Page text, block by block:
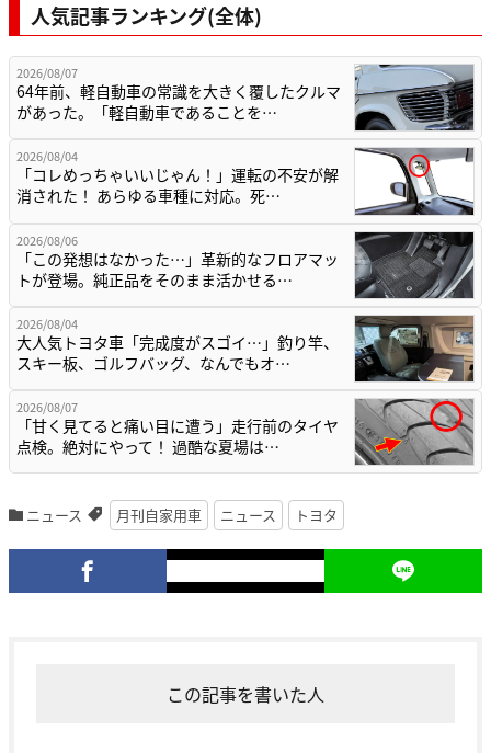
人気記事ランキング(全体)
2026/08/07
64年前、軽自動車の常識を大きく覆したクルマ
があった。「軽自動車であることを…
2026/08/04
「コレめっちゃいいじゃん！」運転の不安が解
消された！ あらゆる車種に対応。死…
2026/08/06
「この発想はなかった…」革新的なフロアマッ
トが登場。純正品をそのまま活かせる…
2026/08/04
大人気トヨタ車「完成度がスゴイ…」釣り竿、
スキー板、ゴルフバッグ、なんでもオ…
2026/08/07
「甘く見てると痛い目に遭う」走行前のタイヤ
点検。絶対にやって！ 過酷な夏場は…
ニュース 月刊自家用車 ニュース トヨタ
この記事を書いた人